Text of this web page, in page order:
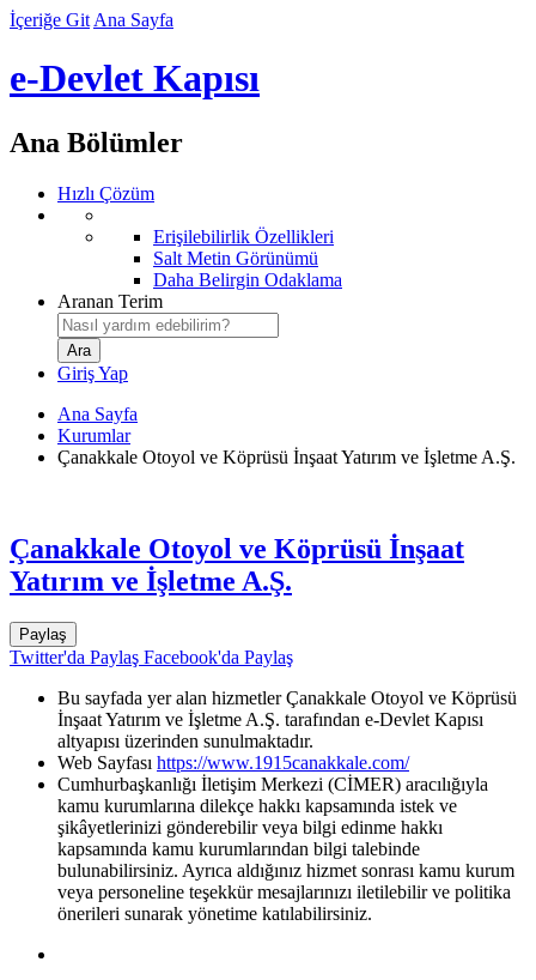
İçeriğe Git Ana Sayfa
e-Devlet Kapısı
Ana Bölümler
Hızlı Çözüm
Erişilebilirlik Özellikleri
Salt Metin Görünümü
Daha Belirgin Odaklama
Aranan Terim
Giriş Yap
Ana Sayfa
Kurumlar
Çanakkale Otoyol ve Köprüsü İnşaat Yatırım ve İşletme A.Ş.
Çanakkale Otoyol ve Köprüsü İnşaat
Yatırım ve İşletme A.Ş.
Paylaş
Twitter'da Paylaş Facebook'da Paylaş
Bu sayfada yer alan hizmetler Çanakkale Otoyol ve Köprüsü
İnşaat Yatırım ve İşletme A.Ş. tarafından e-Devlet Kapısı
altyapısı üzerinden sunulmaktadır.
Web Sayfası https://www.1915canakkale.com/
Cumhurbaşkanlığı İletişim Merkezi (CİMER) aracılığıyla
kamu kurumlarına dilekçe hakkı kapsamında istek ve
şikâyetlerinizi gönderebilir veya bilgi edinme hakkı
kapsamında kamu kurumlarından bilgi talebinde
bulunabilirsiniz. Ayrıca aldığınız hizmet sonrası kamu kurum
veya personeline teşekkür mesajlarınızı iletilebilir ve politika
önerileri sunarak yönetime katılabilirsiniz.